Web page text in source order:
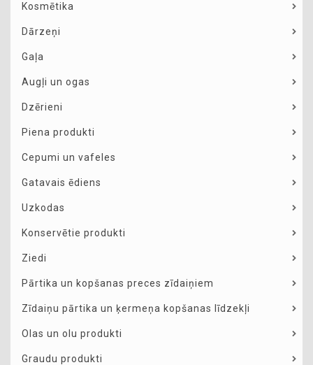
Kosmētika
Dārzeņi
Gaļa
Augļi un ogas
Dzērieni
Piena produkti
Cepumi un vafeles
Gatavais ēdiens
Uzkodas
Konservētie produkti
Ziedi
Pārtika un kopšanas preces zīdaiņiem
Zīdaiņu pārtika un ķermeņa kopšanas līdzekļi
Olas un olu produkti
Graudu produkti